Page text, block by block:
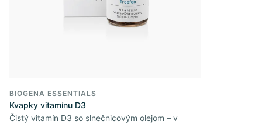
BIOGENA ESSENTIALS
Kvapky vitamínu D3
Čistý vitamín D3 so slnečnicovým olejom – v